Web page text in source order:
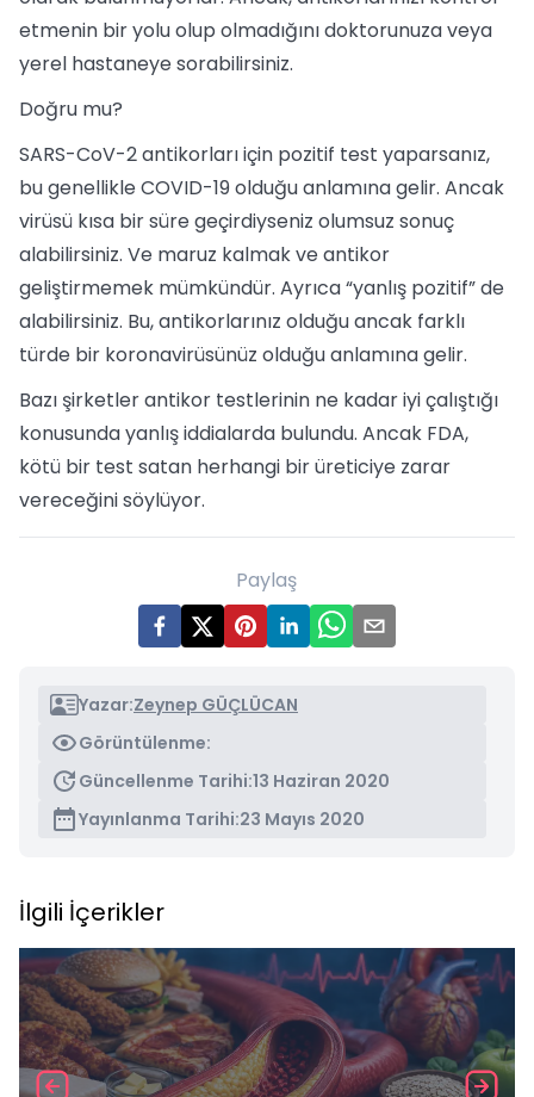
etmenin bir yolu olup olmadığını doktorunuza veya
yerel hastaneye sorabilirsiniz.
Doğru mu?
SARS-CoV-2 antikorları için pozitif test yaparsanız,
bu genellikle COVID-19 olduğu anlamına gelir. Ancak
virüsü kısa bir süre geçirdiyseniz olumsuz sonuç
alabilirsiniz. Ve maruz kalmak ve antikor
geliştirmemek mümkündür. Ayrıca “yanlış pozitif” de
alabilirsiniz. Bu, antikorlarınız olduğu ancak farklı
türde bir koronavirüsünüz olduğu anlamına gelir.
Bazı şirketler antikor testlerinin ne kadar iyi çalıştığı
konusunda yanlış iddialarda bulundu. Ancak FDA,
kötü bir test satan herhangi bir üreticiye zarar
vereceğini söylüyor.
Paylaş
Yazar:Zeynep GÜÇLÜCAN
Görüntülenme:
Güncellenme Tarihi:13 Haziran 2020
Yayınlanma Tarihi:23 Mayıs 2020
İlgili İçerikler